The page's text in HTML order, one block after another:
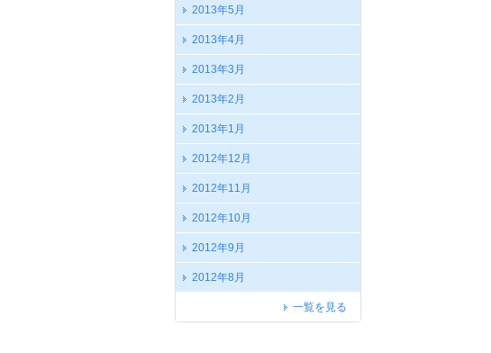
2013年5月
2013年4月
2013年3月
2013年2月
2013年1月
2012年12月
2012年11月
2012年10月
2012年9月
2012年8月
一覧を見る